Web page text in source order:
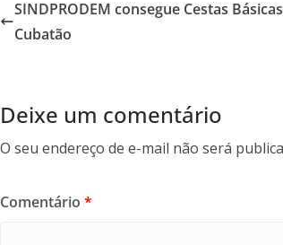
o
SINDPRODEM consegue Cestas
Cubatão
Deixe um comentário
O seu endereço de e-mail não será
Comentário *